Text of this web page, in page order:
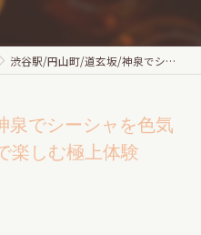
渋谷駅/円山町/道玄坂/神泉でシーシャを色気あるプライベート空間で楽しむ極上体験
でシーシャを色気
楽しむ極上体験